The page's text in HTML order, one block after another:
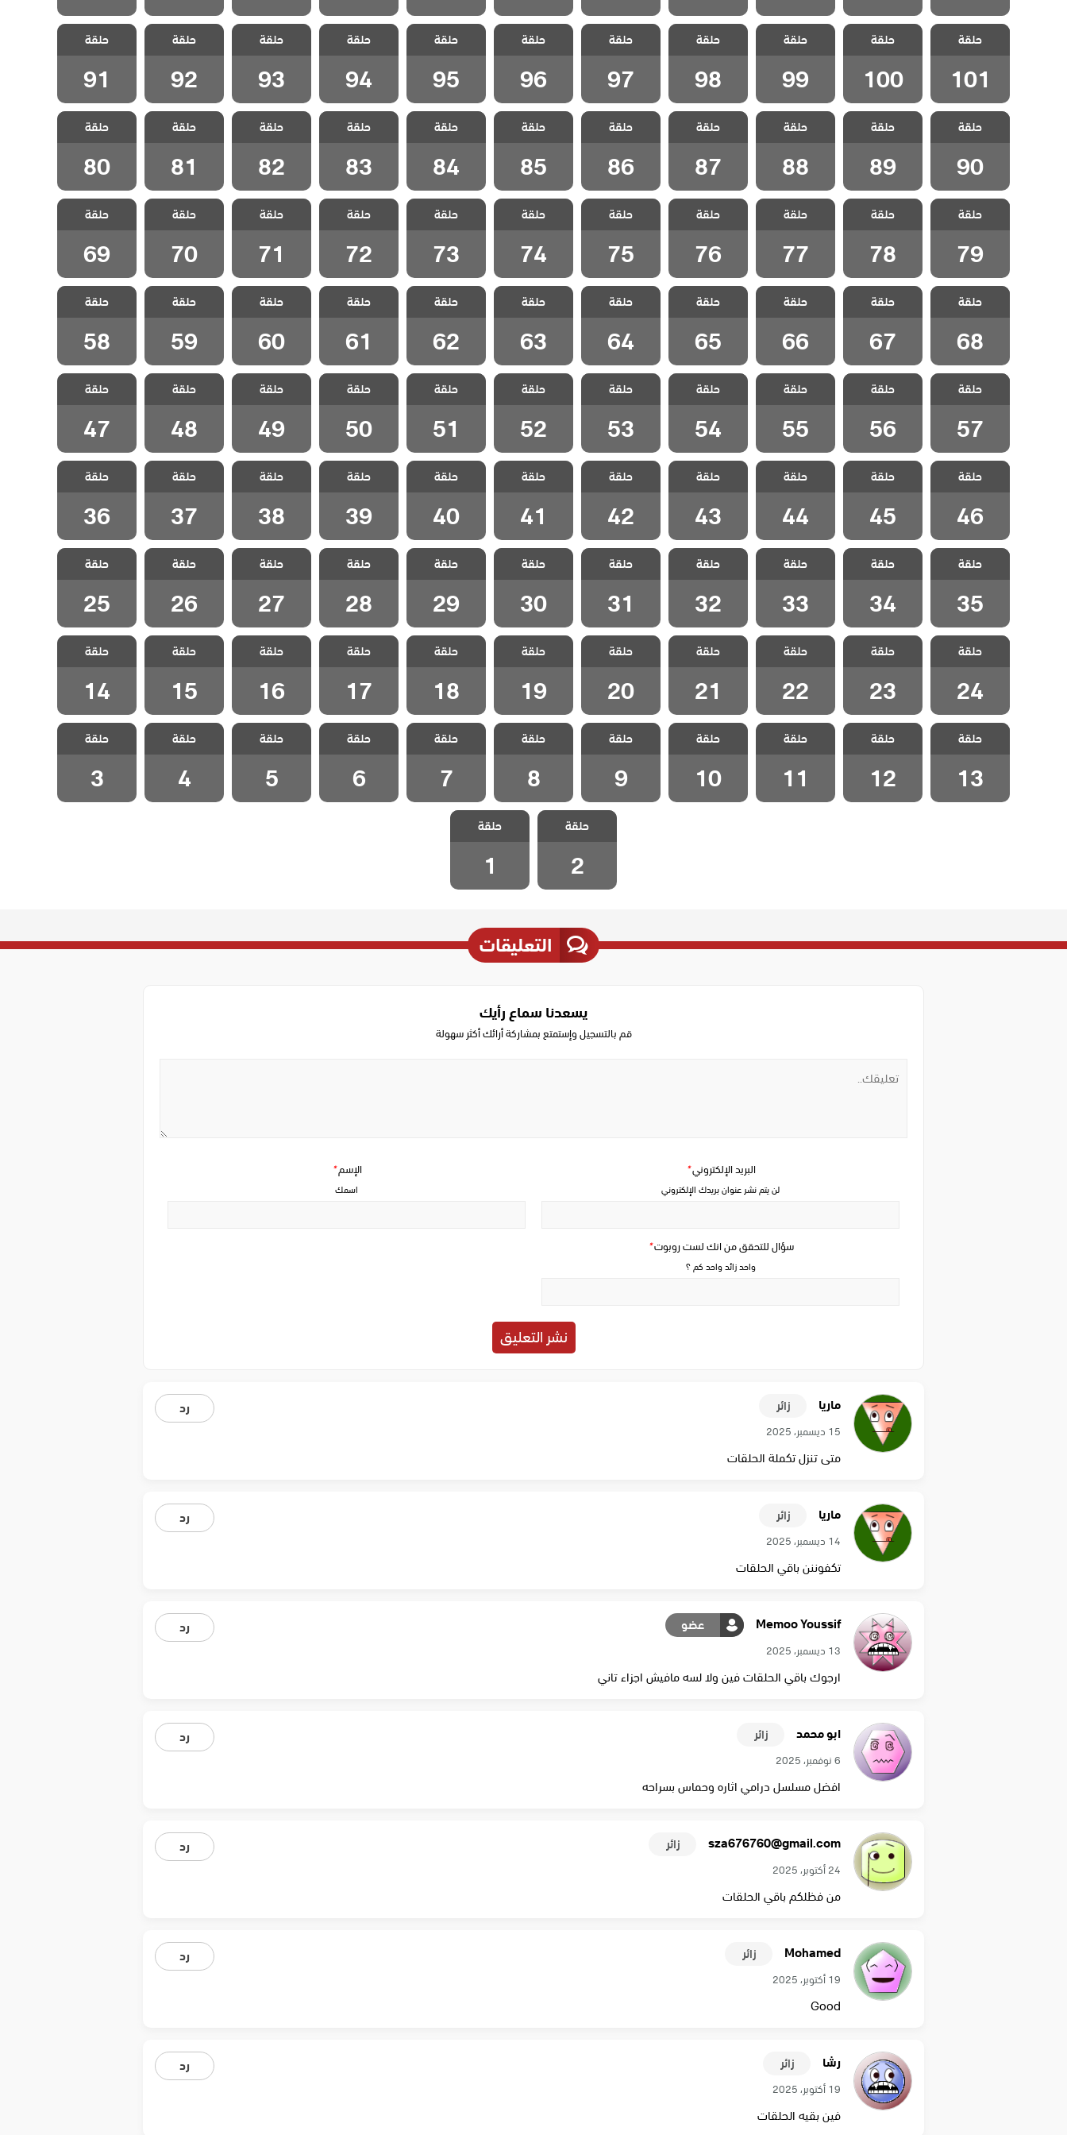
مسلسل قلب
اسود مدبلج
الحلقة 101
حلقة
101
مسلسل قلب
اسود مدبلج
الحلقة 100
حلقة
100
مسلسل قلب
اسود مدبلج
الحلقة 99
حلقة
99
مسلسل قلب
اسود مدبلج
الحلقة 98
حلقة
98
مسلسل قلب
اسود مدبلج
الحلقة 97
حلقة
97
مسلسل قلب
اسود مدبلج
الحلقة 96
حلقة
96
مسلسل قلب
اسود مدبلج
الحلقة 95
حلقة
95
مسلسل قلب
اسود مدبلج
الحلقة 94
حلقة
94
مسلسل قلب
اسود مدبلج
الحلقة 93
حلقة
93
مسلسل قلب
اسود مدبلج
الحلقة 92
حلقة
92
مسلسل قلب
اسود مدبلج
الحلقة 91
حلقة
91
مسلسل قلب
اسود مدبلج
الحلقة 90
حلقة
90
مسلسل قلب
اسود مدبلج
الحلقة 89
حلقة
89
مسلسل قلب
اسود مدبلج
الحلقة 88
حلقة
88
مسلسل قلب
اسود مدبلج
الحلقة 87
حلقة
87
مسلسل قلب
اسود مدبلج
الحلقة 86
حلقة
86
مسلسل قلب
اسود مدبلج
الحلقة 85
حلقة
85
مسلسل قلب
اسود مدبلج
الحلقة 84
حلقة
84
مسلسل قلب
اسود مدبلج
الحلقة 83
حلقة
83
مسلسل قلب
اسود مدبلج
الحلقة 82
حلقة
82
مسلسل قلب
اسود مدبلج
الحلقة 81
حلقة
81
مسلسل قلب
اسود مدبلج
الحلقة 80
حلقة
80
مسلسل قلب
اسود مدبلج
الحلقة 79
حلقة
79
مسلسل قلب
اسود مدبلج
الحلقة 78
حلقة
78
مسلسل قلب
اسود مدبلج
الحلقة 77
حلقة
77
مسلسل قلب
اسود مدبلج
الحلقة 76
حلقة
76
مسلسل قلب
اسود مدبلج
الحلقة 75
حلقة
75
مسلسل قلب
اسود مدبلج
الحلقة 74
حلقة
74
مسلسل قلب
اسود مدبلج
الحلقة 73
حلقة
73
مسلسل قلب
اسود مدبلج
الحلقة 72
حلقة
72
مسلسل قلب
اسود مدبلج
الحلقة 71
حلقة
71
مسلسل قلب
اسود مدبلج
الحلقة 70
حلقة
70
مسلسل قلب
اسود مدبلج
الحلقة 69
حلقة
69
مسلسل قلب
اسود مدبلج
الحلقة 68
حلقة
68
مسلسل قلب
اسود مدبلج
الحلقة 67
حلقة
67
مسلسل قلب
اسود مدبلج
الحلقة 66
حلقة
66
مسلسل قلب
اسود مدبلج
الحلقة 65
حلقة
65
مسلسل قلب
اسود مدبلج
الحلقة 64
حلقة
64
مسلسل قلب
اسود مدبلج
الحلقة 63
حلقة
63
مسلسل قلب
اسود مدبلج
الحلقة 62
حلقة
62
مسلسل قلب
اسود مدبلج
الحلقة 61
حلقة
61
مسلسل قلب
اسود مدبلج
الحلقة 60
حلقة
60
مسلسل قلب
اسود مدبلج
الحلقة 59
حلقة
59
مسلسل قلب
اسود مدبلج
الحلقة 58
حلقة
58
مسلسل قلب
اسود مدبلج
الحلقة 57
حلقة
57
مسلسل قلب
اسود مدبلج
الحلقة 56
حلقة
56
مسلسل قلب
اسود مدبلج
الحلقة 55
حلقة
55
مسلسل قلب
اسود مدبلج
الحلقة 54
حلقة
54
مسلسل قلب
اسود مدبلج
الحلقة 53
حلقة
53
مسلسل قلب
اسود مدبلج
الحلقة 52
حلقة
52
مسلسل قلب
اسود مدبلج
الحلقة 51
حلقة
51
مسلسل قلب
اسود مدبلج
الحلقة 50
حلقة
50
مسلسل قلب
اسود مدبلج
الحلقة 49
حلقة
49
مسلسل قلب
اسود مدبلج
الحلقة 48
حلقة
48
مسلسل قلب
اسود مدبلج
الحلقة 47
حلقة
47
مسلسل قلب
اسود مدبلج
الحلقة 46
حلقة
46
مسلسل قلب
اسود مدبلج
الحلقة 45
حلقة
45
مسلسل قلب
اسود مدبلج
الحلقة 44
حلقة
44
مسلسل قلب
اسود مدبلج
الحلقة 43
حلقة
43
مسلسل قلب
اسود مدبلج
الحلقة 42
حلقة
42
مسلسل قلب
اسود مدبلج
الحلقة 41
حلقة
41
مسلسل قلب
اسود مدبلج
الحلقة 40
حلقة
40
مسلسل قلب
اسود مدبلج
الحلقة 39
حلقة
39
مسلسل قلب
اسود مدبلج
الحلقة 38
حلقة
38
مسلسل قلب
اسود مدبلج
الحلقة 37
حلقة
37
مسلسل قلب
اسود مدبلج
الحلقة 36
حلقة
36
مسلسل قلب
اسود مدبلج
الحلقة 35
حلقة
35
مسلسل قلب
اسود مدبلج
الحلقة 34
حلقة
34
مسلسل قلب
اسود مدبلج
الحلقة 33
حلقة
33
مسلسل قلب
اسود مدبلج
الحلقة 32
حلقة
32
مسلسل قلب
اسود مدبلج
الحلقة 31
حلقة
31
مسلسل قلب
اسود مدبلج
الحلقة 30
حلقة
30
مسلسل قلب
اسود مدبلج
الحلقة 29
حلقة
29
مسلسل قلب
اسود مدبلج
الحلقة 28
حلقة
28
مسلسل قلب
اسود مدبلج
الحلقة 27
حلقة
27
مسلسل قلب
اسود مدبلج
الحلقة 26
حلقة
26
مسلسل قلب
اسود مدبلج
الحلقة 25
حلقة
25
مسلسل قلب
اسود مدبلج
الحلقة 24
حلقة
24
مسلسل قلب
اسود مدبلج
الحلقة 23
حلقة
23
مسلسل قلب
اسود مدبلج
الحلقة 22
حلقة
22
مسلسل قلب
اسود مدبلج
الحلقة 21
حلقة
21
مسلسل قلب
اسود مدبلج
الحلقة 20
حلقة
20
مسلسل قلب
اسود مدبلج
الحلقة 19
حلقة
19
مسلسل قلب
اسود مدبلج
الحلقة 18
حلقة
18
مسلسل قلب
اسود مدبلج
الحلقة 17
حلقة
17
مسلسل قلب
اسود مدبلج
الحلقة 16
حلقة
16
مسلسل قلب
اسود مدبلج
الحلقة 15
حلقة
15
مسلسل قلب
اسود مدبلج
الحلقة 14
حلقة
14
مسلسل قلب
اسود مدبلج
الحلقة 13
حلقة
13
مسلسل قلب
اسود مدبلج
الحلقة 12
حلقة
12
مسلسل قلب
اسود مدبلج
الحلقة 11
حلقة
11
مسلسل قلب
اسود مدبلج
الحلقة 10
حلقة
10
مسلسل قلب
اسود مدبلج
الحلقة 9
حلقة
9
مسلسل قلب
اسود مدبلج
الحلقة 8
حلقة
8
مسلسل قلب
اسود مدبلج
الحلقة 7
حلقة
7
مسلسل قلب
اسود مدبلج
الحلقة 6
حلقة
6
مسلسل قلب
اسود مدبلج
الحلقة 5
حلقة
5
مسلسل قلب
اسود مدبلج
الحلقة 4
حلقة
4
مسلسل قلب
اسود مدبلج
الحلقة 3
حلقة
3
مسلسل قلب
اسود مدبلج
الحلقة 2
حلقة
2
مسلسل قلب
اسود مدبلج
الحلقة 1
حلقة
1
التعليقات
يسعدنا سماع رأيك
قم بالتسجيل وإستمتع بمشاركة أرائك أكثر سهولة
سؤال للتحقق من انك لست روبوت*
واحد زائد واحد كم ؟
الإسم*
اسمك
البريد الإلكتروني*
لن يتم نشر عنوان بريدك الإلكتروني
ماريا زائر رد
15 ديسمبر، 2025
‏متى تنزل تكملة الحلقات
ماريا زائر رد
14 ديسمبر، 2025
تكفوننن باقي الحلقات
Memoo Youssif عضو رد
13 ديسمبر، 2025
ارجوك باقي الحلقات فين ولا لسه مافيش اجزاء تاني
ابو محمد زائر رد
6 نوفمبر، 2025
افضل مسلسل درامي اثاره وحماس بسراحه
sza676760@gmail.com زائر رد
24 أكتوبر، 2025
من فظلكم باقي الحلقات
Mohamed زائر رد
19 أكتوبر، 2025
Good
رشا زائر رد
19 أكتوبر، 2025
فين بقيه الحلقات